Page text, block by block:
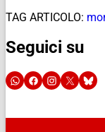
TAG ARTICOLO:
Seguici su